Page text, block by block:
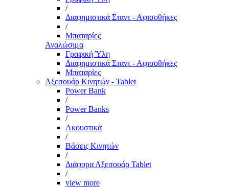
/
Διαφημιστικά Σταντ - Αφισοθήκες
/
Μπαταρίες
Αναλώσιμα
Γραφική Ύλη
Διαφημιστικά Σταντ - Αφισοθήκες
Μπαταρίες
Αξεσουάρ Κινητών - Tablet
Power Bank
/
Power Banks
/
Ακουστικά
/
Βάσεις Κινητών
/
Διάφορα Αξεσουάρ Tablet
/
view more